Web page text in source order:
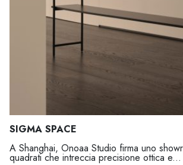
SIGMA SPACE
A Shanghai, Onoaa Studio firma uno
quadrati che intreccia precisione ottica e...